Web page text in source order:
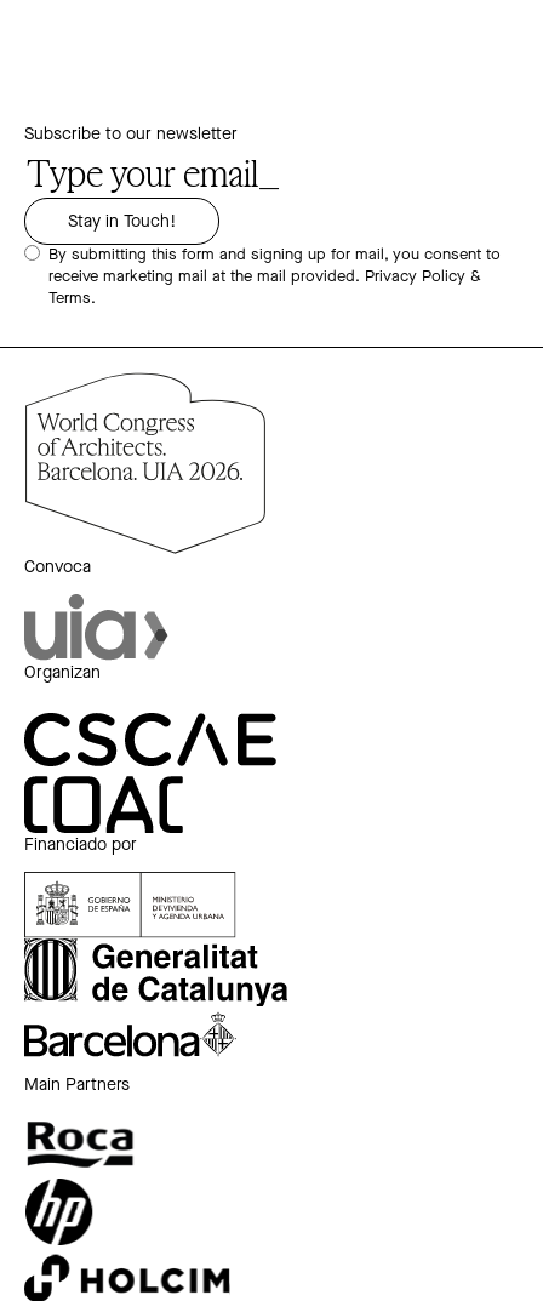
Subscribe to our newsletter
By submitting this form and signing up for mail, you consent to
receive marketing mail at the mail provided. Privacy Policy &
Terms.
Convoca
Organizan
Financiado por
Main Partners